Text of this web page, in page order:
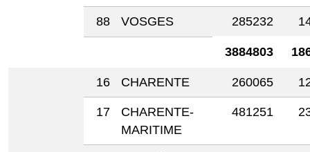
88 VOSGES 285232
3884803
16 CHARENTE 260065
17
CHARENTE-
MARITIME
481251